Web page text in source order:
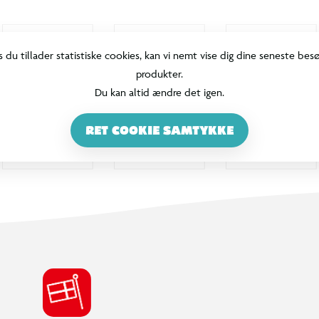
du tillader statistiske cookies, kan vi nemt vise dig dine seneste
produkter.
Du kan altid ændre det igen.
RET COOKIE SAMTYKKE